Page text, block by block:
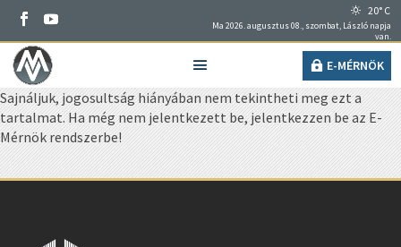
20° C
Ma 2026. augusztus 08., szombat, László napja
van.
E-MÉRNÖK
Sajnáljuk, jogosultság hiányában nem tekintheti meg ezt a
tartalmat. Ha még nem jelentkezett be, jelentkezzen be az E-
Mérnök rendszerbe!